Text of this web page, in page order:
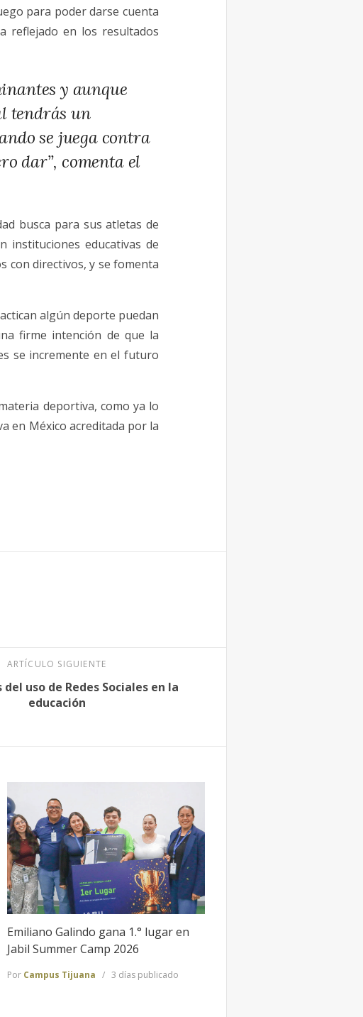
para poder darse cuenta
reflejado en los resultados
y aunque
tendrás un
se juega contra
dar”, comenta el
busca para sus atletas de
instituciones educativas de
con directivos, y se fomenta
algún deporte puedan
firme intención de que la
se incremente en el futuro
deportiva, como ya lo
en México acreditada por la
ARTÍCULO SIGUIENTE
uso de Redes Sociales en la
educación
Emiliano Galindo gana 1.° lugar en
Jabil Summer Camp 2026
Por Campus Tijuana 3 días publicado